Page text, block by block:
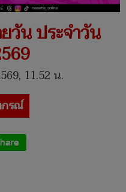
วัน ประจำวัน
11.52 น.
รณ์